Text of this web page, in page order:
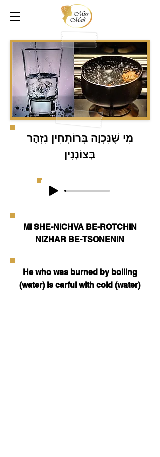
מִי שֶׁנִּכְוָה בְּרוֹתְחִין נִזְהָר
בְּצוֹנְנִין
MI SHE-NICHVA BE-ROTCHIN
NIZHAR BE-TSONENIN
He who was burned by boiling
(water) is carful with cold (water)